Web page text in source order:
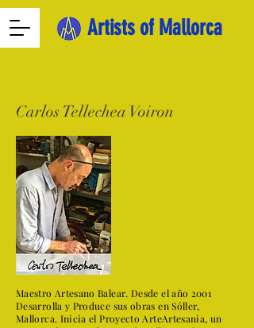
Artists of Mallorca
Carlos Tellechea Voiron
Maestro Artesano Balear. Desde el año 2001
Desarrolla y Produce sus obras en Sóller,
Mallorca. Inicia el Proyecto ArteArtesania, un